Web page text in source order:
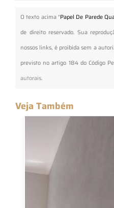
O texto acima "Papel De Parede
de direito reservado. Sua
nossos links, é proibida sem a
previsto no artigo 184 do Código
autorais.
Veja Também